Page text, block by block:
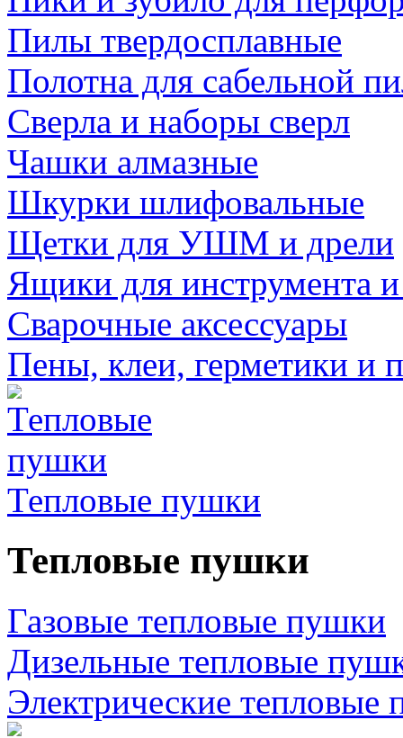
Пилы твердосплавные
Полотна для сабельной
Сверла и наборы сверл
Чашки алмазные
Шкурки шлифовальные
Щетки для УШМ и дрели
Ящики для инструмента
Сварочные аксессуары
Пены, клеи, герметики и
Тепловые пушки
Тепловые пушки
Газовые тепловые пушки
Дизельные тепловые
Электрические тепловые